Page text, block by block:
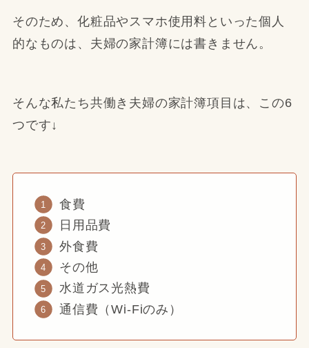
そのため、化粧品やスマホ使用料といった個人
的なものは、夫婦の家計簿には書きません。
そんな私たち共働き夫婦の家計簿項目は、この6
つです↓
食費
日用品費
外食費
その他
水道ガス光熱費
通信費（Wi-Fiのみ）